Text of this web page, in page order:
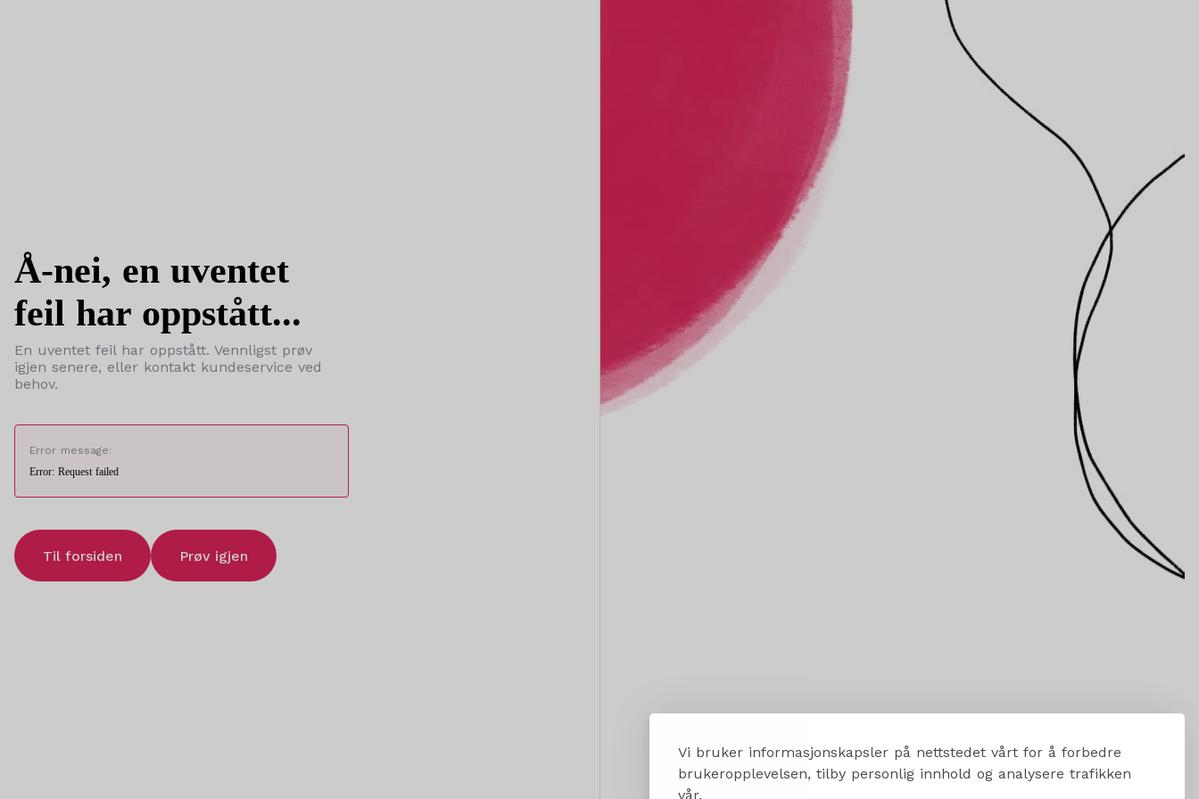
Vi bruker informasjonskapsler på nettstedet vårt for å forbedre
brukeropplevelsen, tilby personlig innhold og analysere trafikken
vår.
Å-nei, en uventet
feil har oppstått...
En uventet feil har oppstått. Vennligst prøv
igjen senere, eller kontakt kundeservice ved
behov.
Error message:
Error: Request failed
Til forsiden Prøv igjen